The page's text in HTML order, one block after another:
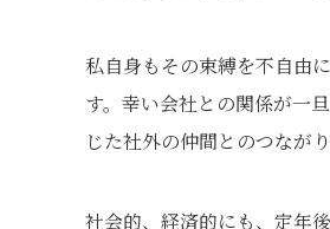
私自身もその束縛を不自由
す。幸い会社との関係が一
じた社外の仲間とのつなが
社会的、経済的にも、定年